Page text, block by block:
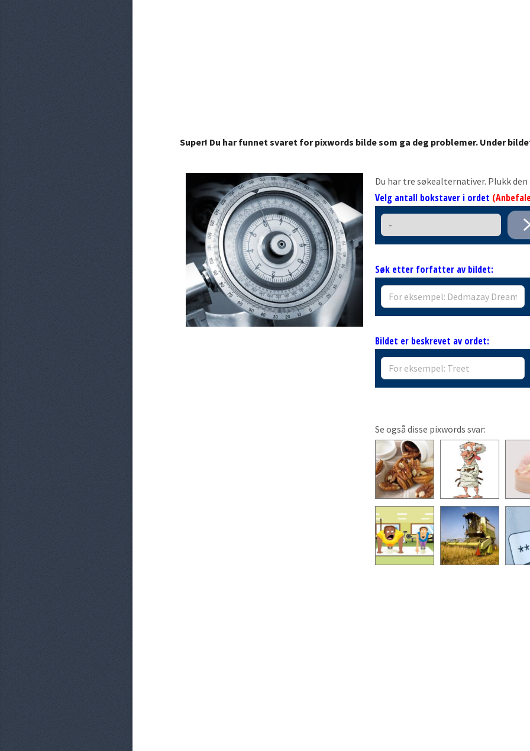
Super! Du har funnet svaret for pixwords bilde som ga deg problemer. Under
Du har tre søkealternativer. Plukk
Velg antall bokstaver i ordet
Søk etter forfatter av bildet:
Bildet er beskrevet av ordet:
Se også disse pixwords svar: